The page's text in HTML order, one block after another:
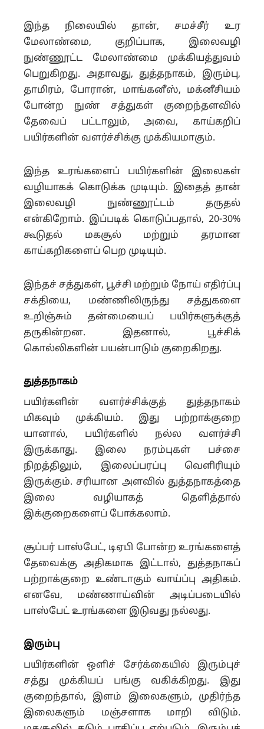
இந்த நிலையில் தான், சமச்சீர் உர
மேலாண்மை, குறிப்பாக, இலைவழி
நுண்ணூட்ட மேலாண்மை முக்கியத்துவம்
பெறுகிறது. அதாவது, துத்தநாகம், இரும்பு,
தாமிரம், போரான், மாங்கனீஸ், மக்னீசியம்
போன்ற நுண் சத்துகள் குறைந்தளவில்
தேவைப் பட்டாலும், அவை, காய்கறிப்
பயிர்களின் வளர்ச்சிக்கு முக்கியமாகும்.
இந்த உரங்களைப் பயிர்களின் இலைகள்
வழியாகக் கொடுக்க முடியும். இதைத் தான்
இலைவழி நுண்ணூட்டம் தருதல்
என்கிறோம். இப்படிக் கொடுப்பதால், 20-30%
கூடுதல் மகசூல் மற்றும் தரமான
காய்கறிகளைப் பெற முடியும்.
இந்தச் சத்துகள், பூச்சி மற்றும் நோய் எதிர்ப்பு
சக்தியை, மண்ணிலிருந்து சத்துகளை
உறிஞ்சும் தன்மையைப் பயிர்களுக்குத்
தருகின்றன. இதனால், பூச்சிக்
கொல்லிகளின் பயன்பாடும் குறைகிறது.
துத்தநாகம்
பயிர்களின் வளர்ச்சிக்குத் துத்தநாகம்
மிகவும் முக்கியம். இது பற்றாக்குறை
யானால், பயிர்களில் நல்ல வளர்ச்சி
இருக்காது. இலை நரம்புகள் பச்சை
நிறத்திலும், இலைப்பரப்பு வெளிரியும்
இருக்கும். சரியான அளவில் துத்தநாகத்தை
இலை வழியாகத் தெளித்தால்
இக்குறைகளைப் போக்கலாம்.
சூப்பர் பாஸ்பேட், டிஏபி போன்ற உரங்களைத்
தேவைக்கு அதிகமாக இட்டால், துத்தநாகப்
பற்றாக்குறை உண்டாகும் வாய்ப்பு அதிகம்.
எனவே, மண்ணாய்வின் அடிப்படையில்
பாஸ்பேட் உரங்களை இடுவது நல்லது.
இரும்பு
பயிர்களின் ஒளிச் சேர்க்கையில் இரும்புச்
சத்து முக்கியப் பங்கு வகிக்கிறது. இது
குறைந்தால், இளம் இலைகளும், முதிர்ந்த
இலைகளும் மஞ்சளாக மாறி விடும்.